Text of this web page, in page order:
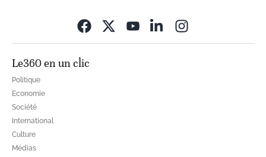
Le360 en un clic
Politique
Economie
Société
International
Culture
Médias